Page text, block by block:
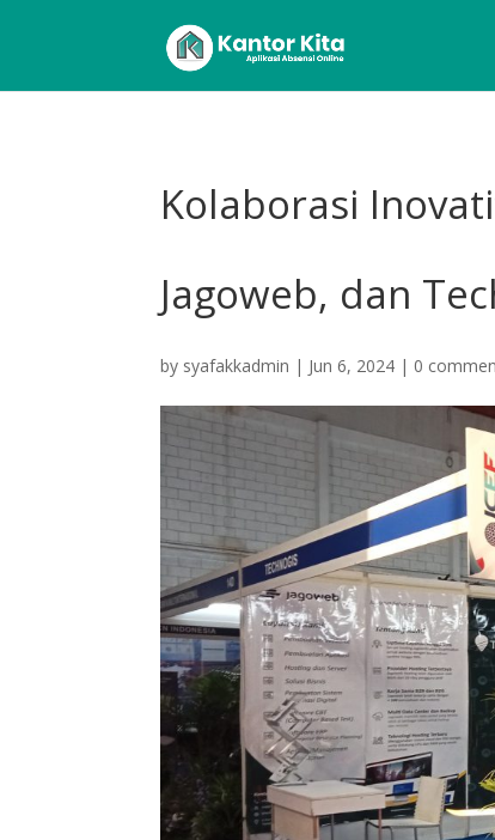
Kolaborasi
Jagoweb, dan
by syafakkadmin | Jun 6, 2024 | 0